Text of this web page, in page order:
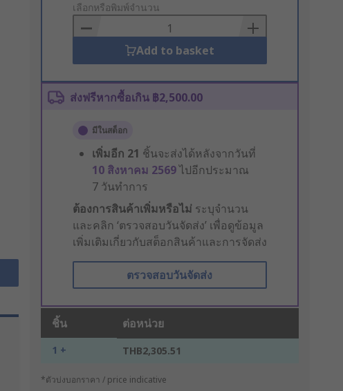
to
Basket
เลือกหรือพิมพ์จำนวน
Add to basket
ส่งฟรีหากซื้อเกิน ฿2,500.00
มีในสต็อก
เพิ่มอีก 21 ชิ้นจะส่งได้หลังจากวันที่
10 สิงหาคม 2569ไปอีกประมาณ
7 วันทำการ
ต้องการสินค้าเพิ่มหรือไม่ ระบุจำนวน
และคลิก ‘ตรวจสอบวันจัดส่ง’ เพื่อดูข้อมูล
เพิ่มเติมเกี่ยวกับสต็อกสินค้าและการจัดส่ง
ตรวจสอบวันจัดส่ง
ชิ้น ต่อหน่วย
1 + THB2,305.51
*ตัวบ่งบอกราคา / price indicative